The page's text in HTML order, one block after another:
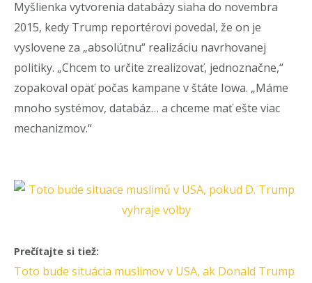
Myšlienka vytvorenia databázy siaha do novembra
2015, kedy Trump reportérovi povedal, že on je
vyslovene za „absolútnu“ realizáciu navrhovanej
politiky. „Chcem to určite zrealizovať, jednoznačne,“
zopakoval opäť počas kampane v štáte Iowa. „Máme
mnoho systémov, databáz… a chceme mať ešte viac
mechanizmov.“
Prečítajte si tiež:
Toto bude situácia muslimov v USA, ak Donald Trump